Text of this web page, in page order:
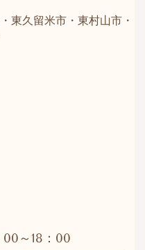
東久留米市・東村山市・
～18：00